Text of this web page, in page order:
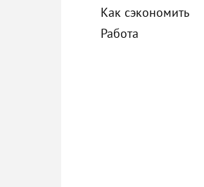
Как сэкономить
Работа